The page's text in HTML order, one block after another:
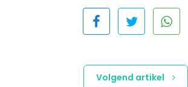
Volgend artikel